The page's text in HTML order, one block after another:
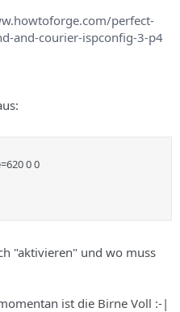
perfect-
and-courier-ispconfig-3-p4
0 0
"aktivieren" und wo muss
ist die Birne Voll :-|